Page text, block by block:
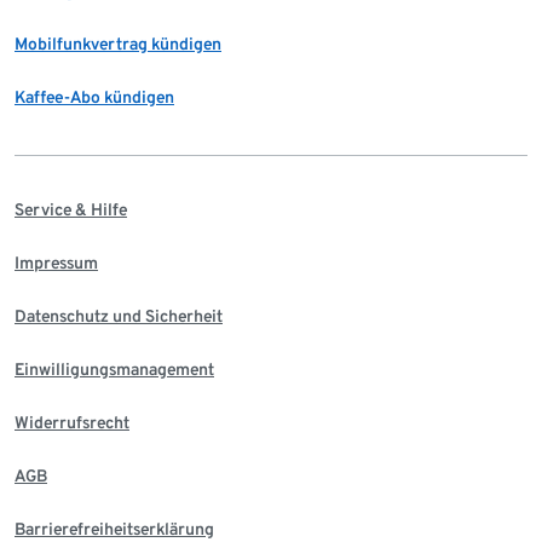
Mobilfunkvertrag kündigen
Kaffee-Abo kündigen
Service & Hilfe
Impressum
Datenschutz und Sicherheit
Einwilligungsmanagement
Widerrufsrecht
AGB
Barrierefreiheitserklärung